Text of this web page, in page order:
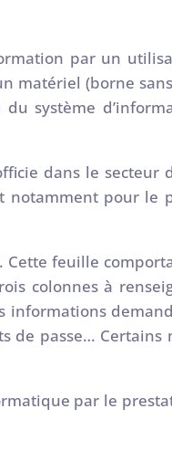
par un
matériel (borne
système
dans le secteur
notamment pour le
Cette feuille
colonnes à
informations
de passe… Certains
par le